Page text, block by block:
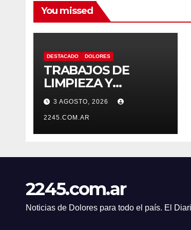
You missed
DESTACADO DOLORES
TRABAJOS DE
LIMPIEZA Y
MANTENIMIENTO
EN EL CANAL LA
PICASA
3 AGOSTO, 2026
2245.COM.AR
2245.com.ar
Noticias de Dolores para todo el país. El